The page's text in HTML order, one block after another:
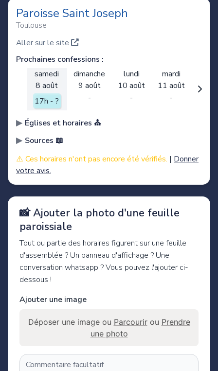
Paroisse Saint Joseph
Toulouse
Aller sur le site
Prochaines confessions :
samedi
dimanche lundi
mardi
8 août
9 août 10 août
11 août
17h - ?
- - -
Églises et horaires ⛪️
Sources 📖
⚠️ Ces horaires n'ont pas encore été vérifiés. | Donner
votre avis.
📸 Ajouter la photo d'une feuille
paroissiale
Tout ou partie des horaires figurent sur une feuille
d'assemblée ? Un panneau d'affichage ? Une
conversation whatsapp ? Vous pouvez l'ajouter ci-
dessous !
Ajouter une image
Déposer une image ou Parcourirou Prendre
une photo